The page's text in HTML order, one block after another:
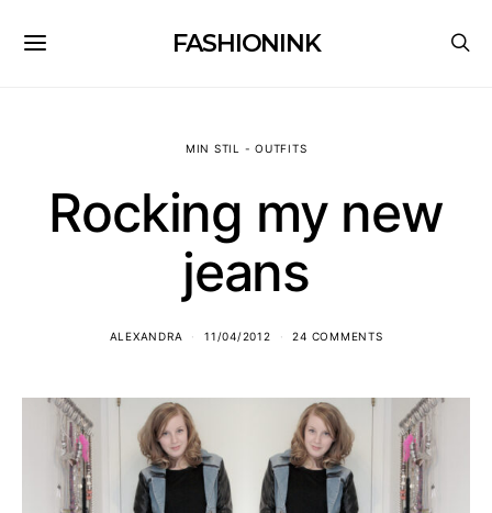
FASHIONINK
MIN STIL - OUTFITS
Rocking my new
jeans
ALEXANDRA 11/04/2012 24 COMMENTS